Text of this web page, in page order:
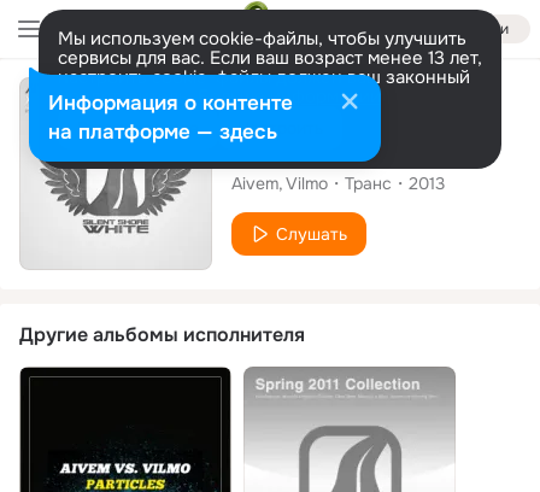
Войти
Мы используем cookie-файлы, чтобы улучшить
сервисы для вас. Если ваш возраст менее 13 лет,
настроить cookie-файлы должен ваш законный
представитель. Больше информации
Разрешить все Настроить
Альбом
Xuri
Aivem Vilmo Транс 2013
Слушать
Другие альбомы исполнителя
Информация о контенте
на платформе — здесь